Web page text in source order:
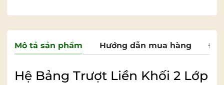
Mô tả sản phẩm Hướng dẫn mua hàng
Hệ Bảng Trượt Liền Khối 2 Lớp